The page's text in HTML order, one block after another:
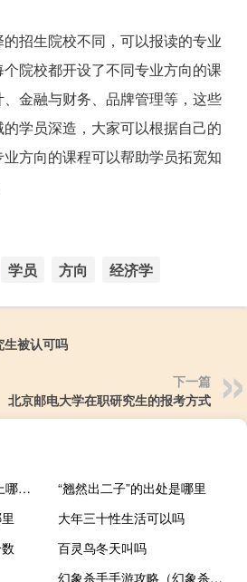
招生院校不同，可以报读的专业
院校都开设了不同专业方向的课
金融与财务、品牌管理等，这些
学员深造，大家可以根据自己的
方向的课程可以帮助学员拓宽知
学员 方向 经济学
生被认可吗
下一篇
北京邮电大学在职研究生的报考方式
咸阳碧桂园秦都府可以上哪个学校
“翘然出二子”的出处是哪里
大年三十性生活可以吗
百灵鸟冬天叫吗
幻象杀手手游攻略（幻象杀手）